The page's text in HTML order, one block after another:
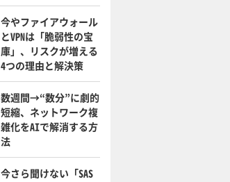
今やファイアウォール
とVPNは「脆弱性の宝
庫」、リスクが増える
4つの理由と解決策
数週間→“数分”に劇的
短縮、ネットワーク複
雑化をAIで解消する方
法
今さら聞けない「SAS